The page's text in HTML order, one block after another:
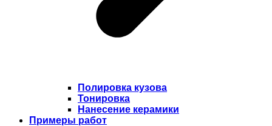
Полировка кузова
Тонировка
Нанесение керамики
Примеры работ